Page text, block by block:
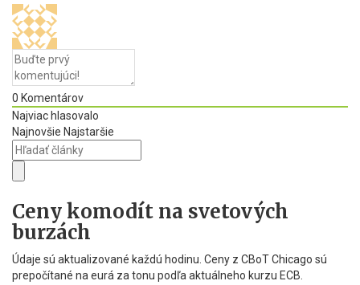
0 Komentárov
Najviac hlasovalo
Najnovšie Najstaršie
Ceny komodít na svetových
burzách
Údaje sú aktualizované každú hodinu. Ceny z CBoT Chicago sú
prepočítané na eurá za tonu podľa aktuálneho kurzu ECB.